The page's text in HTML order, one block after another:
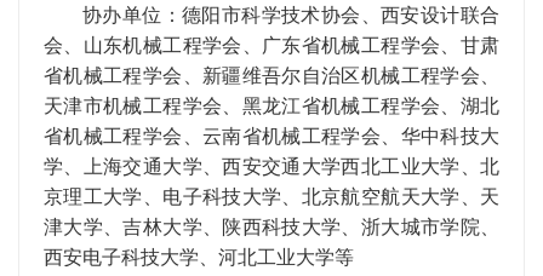
协办单位：德阳市科学技术协会、西安设计联合
会、山东机械工程学会、广东省机械工程学会、甘肃
省机械工程学会、新疆维吾尔自治区机械工程学会、
天津市机械工程学会、黑龙江省机械工程学会、湖北
省机械工程学会、云南省机械工程学会、华中科技大
学、上海交通大学、西安交通大学西北工业大学、北
京理工大学、电子科技大学、北京航空航天大学、天
津大学、吉林大学、陕西科技大学、浙大城市学院、
西安电子科技大学、河北工业大学等